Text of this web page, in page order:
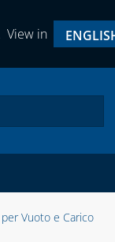
View in
Vuoto e Carico